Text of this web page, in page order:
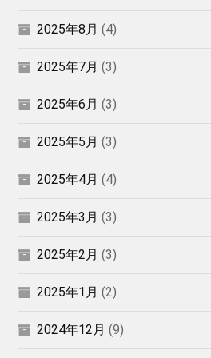
2025年8月 (4)
2025年7月 (3)
2025年6月 (3)
2025年5月 (3)
2025年4月 (4)
2025年3月 (3)
2025年2月 (3)
2025年1月 (2)
2024年12月 (9)